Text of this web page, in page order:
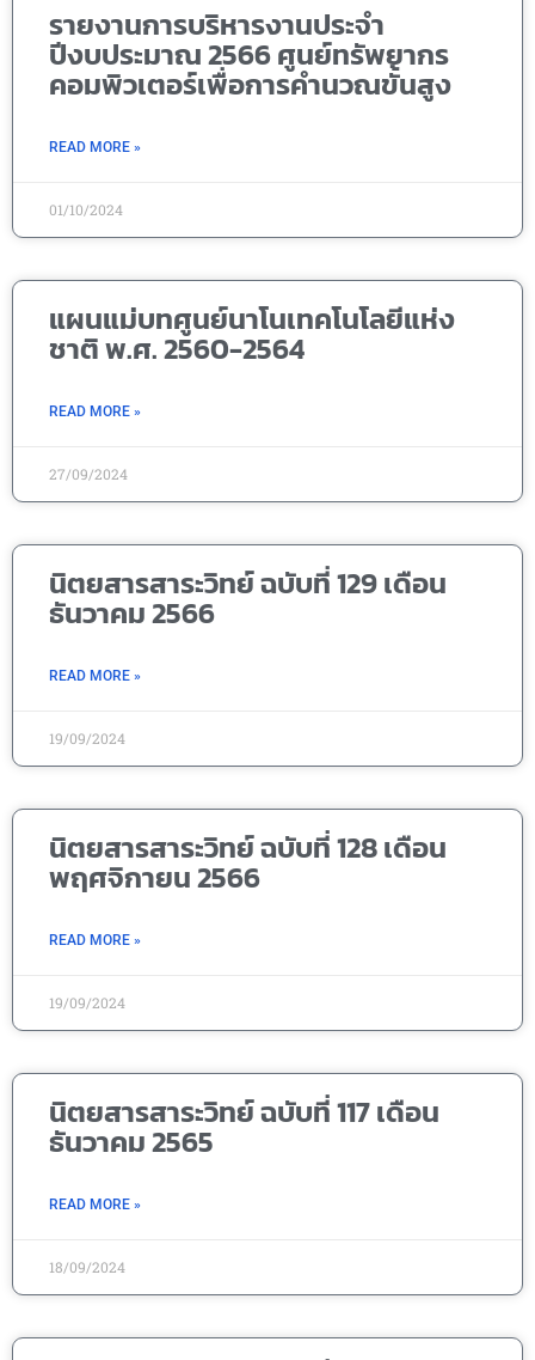
รายงานการบริหารงานประจำ
ปีงบประมาณ 2566 ศูนย์ทรัพยากร
คอมพิวเตอร์เพื่อการคำนวณขั้นสูง
READ MORE »
01/10/2024
แผนแม่บทศูนย์นาโนเทคโนโลยีแห่ง
ชาติ พ.ศ. 2560-2564
READ MORE »
27/09/2024
นิตยสารสาระวิทย์ ฉบับที่ 129 เดือน
ธันวาคม 2566
READ MORE »
19/09/2024
นิตยสารสาระวิทย์ ฉบับที่ 128 เดือน
พฤศจิกายน 2566
READ MORE »
19/09/2024
นิตยสารสาระวิทย์ ฉบับที่ 117 เดือน
ธันวาคม 2565
READ MORE »
18/09/2024